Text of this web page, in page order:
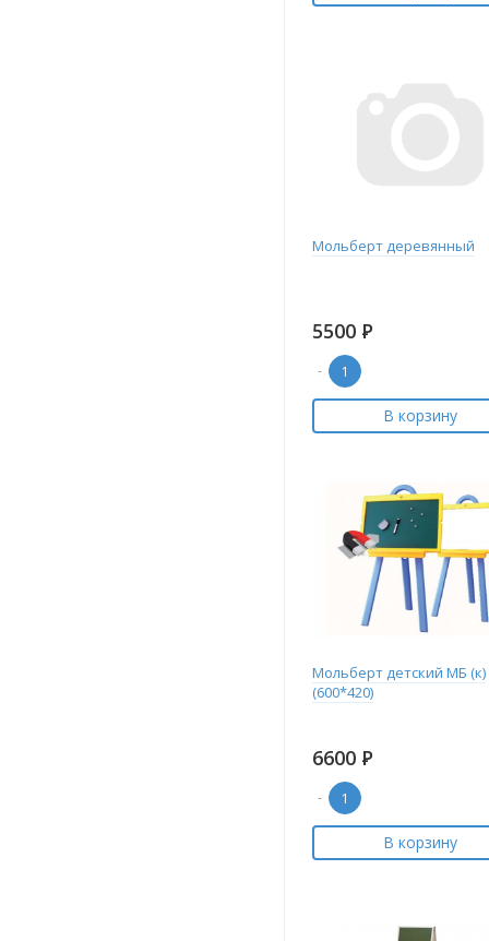
Мольберт деревянный
5500 Р
-
В корзину
Мольберт детский МБ (к)
(600*420)
6600 Р
-
В корзину